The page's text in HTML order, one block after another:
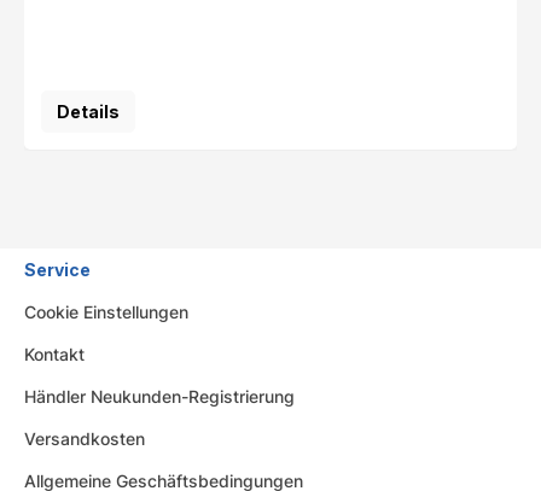
Details
Service
Cookie Einstellungen
Kontakt
Händler Neukunden-Registrierung
Versandkosten
Allgemeine Geschäftsbedingungen